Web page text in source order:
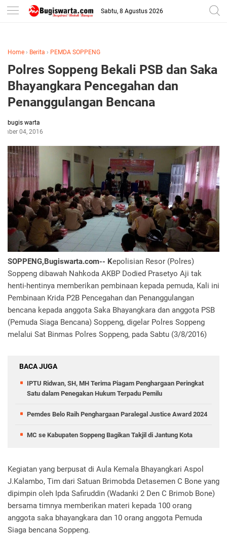
-->
Sabtu, 8 Agustus 2026
Home › Berita › PEMDA SOPPENG
Polres Soppeng Bekali PSB dan Saka
Bhayangkara Pencegahan dan
Penanggulangan Bencana
bugis warta
04, 2016
SOPPENG,Bugiswarta.com-- Kepolisian Resor (Polres)
Soppeng dibawah Nahkoda AKBP Dodied Prasetyo Aji tak
henti-hentinya memberikan pembinaan kepada pemuda, Kali ini
Pembinaan Krida P2B Pencegahan dan Penanggulangan
bencana kepada anggota Saka Bhayangkara dan anggota PSB
(Pemuda Siaga Bencana) Soppeng, digelar Polres Soppeng
melalui Sat Binmas Polres Soppeng, pada Sabtu (3/8/2016)
BACA JUGA
IPTU Ridwan, SH, MH Terima Piagam Penghargaan Peringkat
Satu dalam Penegakan Hukum Terpadu Pemilu
Pemdes Belo Raih Penghargaan Paralegal Justice Award 2024
MC se Kabupaten Soppeng Bagikan Takjil di Jantung Kota
Kegiatan yang berpusat di Aula Kemala Bhayangkari Aspol
J.Kalambo, Tim dari Satuan Brimobda Detasemen C Bone yang
dipimpin oleh Ipda Safiruddin (Wadanki 2 Den C Brimob Bone)
bersama timnya memberikan materi kepada 100 orang
anggota saka bhayangkara dan 10 orang anggota Pemuda
Siaga bencana Soppeng.